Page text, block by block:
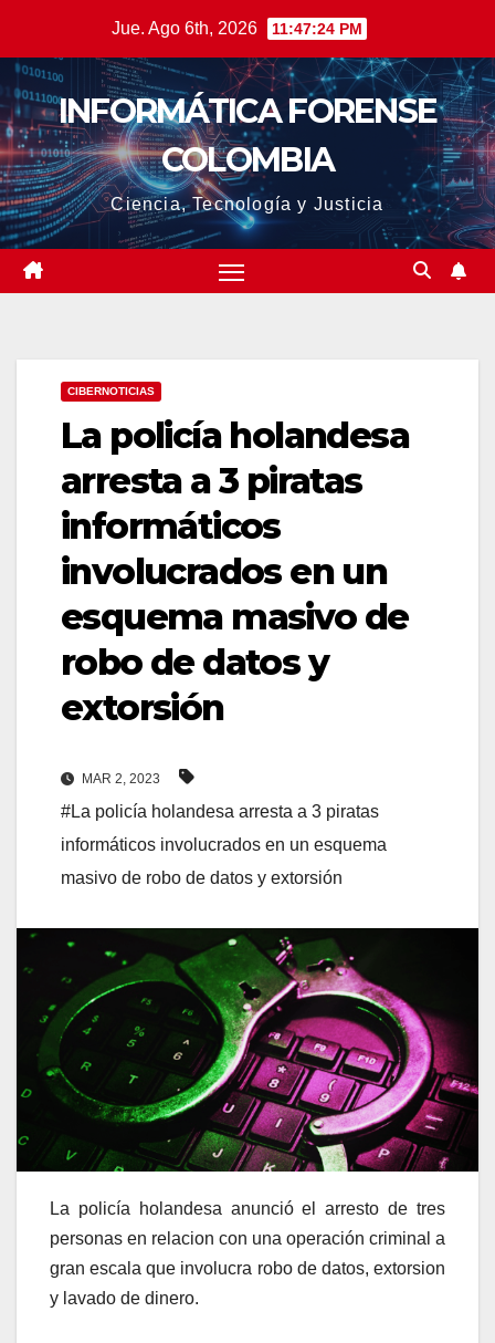
contenido
Jue. Ago 6th, 2026 11:47:24 PM
INFORMÁTICA FORENSE
COLOMBIA
Ciencia, Tecnología y Justicia
CIBERNOTICIAS
La policía holandesa
arresta a 3 piratas
informáticos
involucrados en un
esquema masivo de
robo de datos y
extorsión
MAR 2, 2023
#La policía holandesa arresta a 3 piratas
informáticos involucrados en un esquema
masivo de robo de datos y extorsión
La policía holandesa anunció el arresto de tres
personas en relacion con una operación criminal a
gran escala que involucra robo de datos, extorsion
y lavado de dinero.